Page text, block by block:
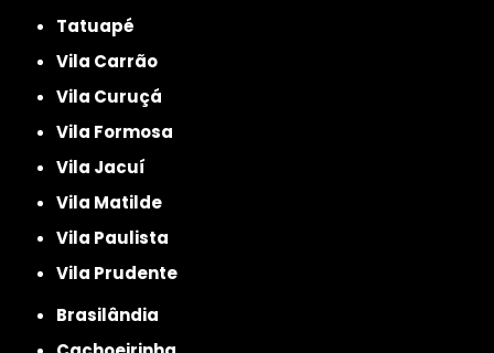
Tatuapé
Vila Carrão
Vila Curuçá
Vila Formosa
Vila Jacuí
Vila Matilde
Vila Paulista
Vila Prudente
Brasilândia